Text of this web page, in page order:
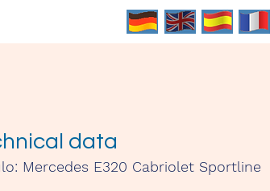
data
Mercedes E320 Cabriolet Sportline